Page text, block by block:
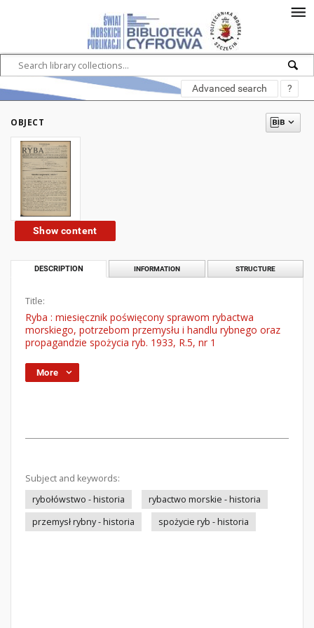
Advanced search ?
OBJECT
Show content
DESCRIPTION INFORMATION STRUCTURE
Title:
Ryba : miesięcznik poświęcony sprawom rybactwa
morskiego, potrzebom przemysłu i handlu rybnego oraz
propagandzie spożycia ryb. 1933, R.5, nr 1
More
Subject and keywords:
rybołówstwo - historia
rybactwo morskie - historia
przemysł rybny - historia
spożycie ryb - historia